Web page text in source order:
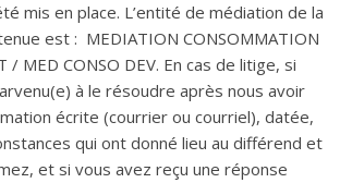
mis en place. L’entité de médiation de la
est : MEDIATION CONSOMMATION
/ MED CONSO DEV. En cas de litige, si
à le résoudre après nous avoir
écrite (courrier ou courriel), datée,
qui ont donné lieu au différend et
et si vous avez reçu une réponse